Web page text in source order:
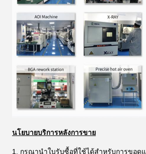
นโยบายบริการหลังการขาย
1. กรุณานําใบรับซื้อที่ใช้ได้สําหรับการขอดู